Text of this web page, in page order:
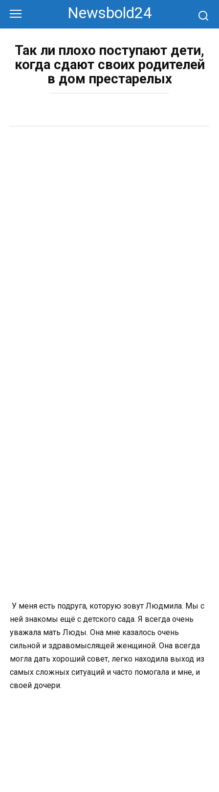
контенту
Newsbold24
Так ли плохо поступают дети,
когда сдают своих родителей
в дом престарелых
У меня есть подруга, которую зовут Людмила. Мы с
ней знакомы ещё с детского сада. Я всегда очень
уважала мать Люды. Она мне казалось очень
сильной и здравомыслящей женщиной. Она всегда
могла дать хороший совет, легко находила выход из
самых сложных ситуаций и часто помогала и мне, и
своей дочери.